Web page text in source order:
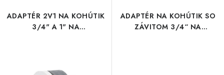
ADAPTÉR 2V1 NA KOHÚTIK
3/4" A 1" NA
ADAPTÉR NA KOHÚTIK SO
ZÁVITOM 3/4“ NA